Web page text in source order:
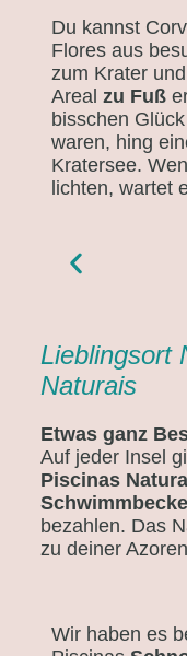
Du kannst
Flores aus
zum Krater
Areal zu Fuß
bisschen
waren, hing
Kratersee.
lichten, wartet
Lieblingsort
Naturais
Etwas ganz
Auf jeder Insel
Piscinas
bezahlen. Das
zu deiner
Wir haben es